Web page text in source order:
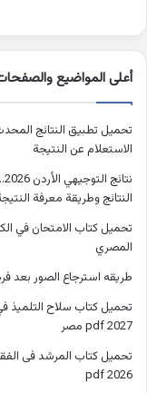
أعلى المواضيع
الاستعلام عن النتيجة
النتائج وطريقة معرفة
المصري
طريقه استرجاع الصور بعد
تحميل كتاب سلاح التلميذ
2027 pdf مصر
تحميل كتاب المرشد فى
2026 pdf